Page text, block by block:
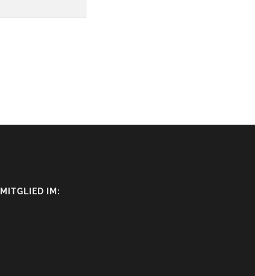
MITGLIED IM: